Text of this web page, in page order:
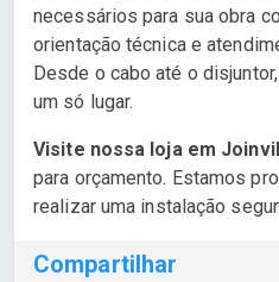
necessários para sua obra
orientação técnica e
Desde o cabo até o
um só lugar.
Visite nossa loja em
para orçamento. Estamos
realizar uma instalação
Compartilhar